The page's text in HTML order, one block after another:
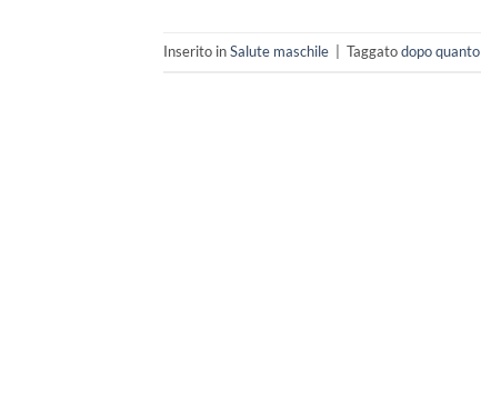
Inserito inSalute maschile Taggatodopo